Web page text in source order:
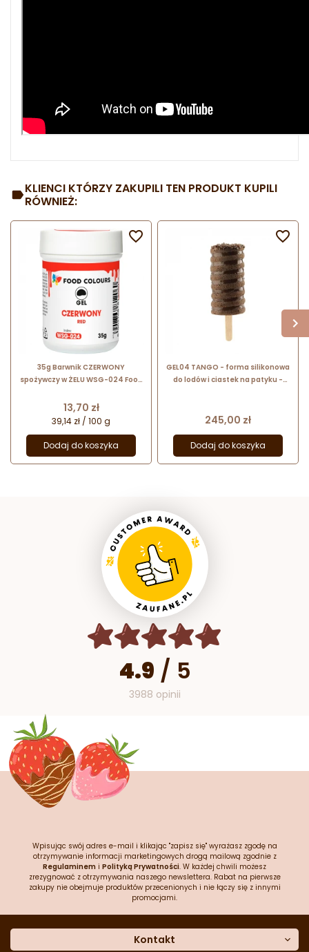
KLIENCI KTÓRZY ZAKUPILI TEN PRODUKT KUPILI
RÓWNIEŻ:
35g Barwnik CZERWONY
spożywczy w ŻELU WSG-024 Food
Cena
13,70 zł
39,14 zł / 100 g
Dodaj do koszyka

GEL04 TANGO - forma silikonowa
do lodów i ciastek na patyku -
Cena
245,00 zł
Dodaj do koszyka

4.9 / 5
3988 opinii
Wpisując swój adres e-mail i klikając "zapisz się" wyrażasz zgodę na
otrzymywanie informacji marketingowych drogą mailową zgodnie z
Regulaminem i Polityką Prywatności. W każdej chwili możesz
zrezygnować z otrzymywania naszego newslettera. Rabat na pierwsze
zakupy nie obejmuje produktów przecenionych i nie łączy się z innymi
promocjami.
Kontakt